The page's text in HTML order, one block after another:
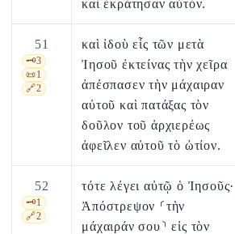
καὶ ἐκράτησαν αὐτόν.
51
🗝️3
📜1
🔗2
καὶ ἰδοὺ εἷς τῶν μετὰ
Ἰησοῦ ἐκτείνας τὴν χεῖρα
ἀπέσπασεν τὴν μάχαιραν
αὐτοῦ καὶ πατάξας τὸν
δοῦλον τοῦ ἀρχιερέως
ἀφεῖλεν αὐτοῦ τὸ ὠτίον.
52
🗝️1
🔗2
τότε λέγει αὐτῷ ὁ Ἰησοῦς·
Ἀπόστρεψον ⸂τὴν
μάχαιράν σου⸃ εἰς τὸν